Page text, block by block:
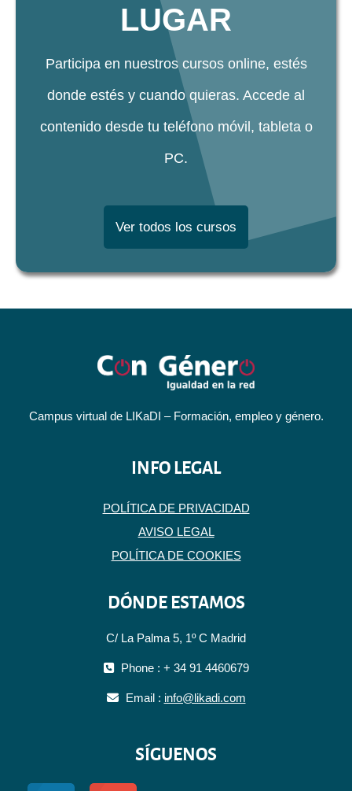
LUGAR
Participa en nuestros cursos online, estés
donde estés y cuando quieras. Accede al
contenido desde tu teléfono móvil, tableta o
PC.
Ver todos los cursos
Campus virtual de LIKaDI – Formación, empleo y género.
INFO LEGAL
POLÍTICA DE PRIVACIDAD
AVISO LEGAL
POLÍTICA DE COOKIES
DÓNDE ESTAMOS
C/ La Palma 5, 1º C Madrid
Phone : + 34 91 4460679
Email : info@likadi.com
SÍGUENOS